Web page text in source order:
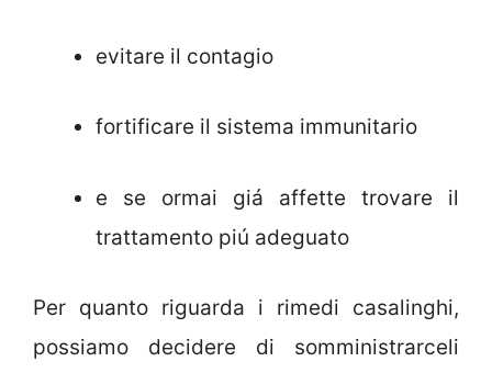
evitare il contagio
fortificare il sistema immunitario
e se ormai giá affette trovare il
trattamento piú adeguato
Per quanto riguarda i rimedi casalinghi,
possiamo decidere di somministrarceli